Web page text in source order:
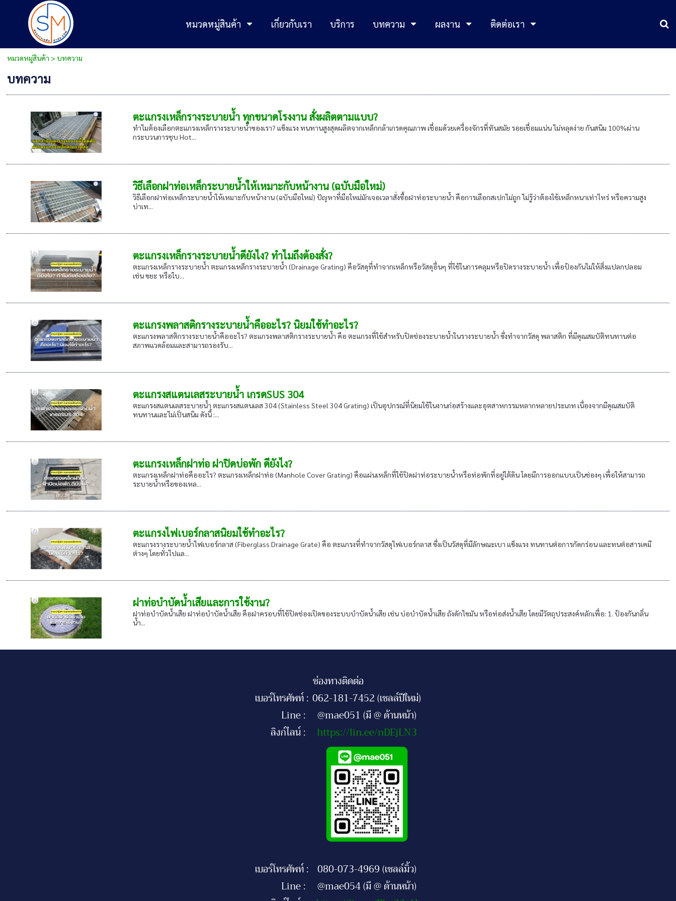
หมวดหมู่สินค้า เกี่ยวกับเรา บริการ บทความ ผลงาน ติดต่อเรา
หมวดหมู่สินค้า > บทความ
บทความ
ตะแกรงเหล็กรางระบายน้ำ ทุกขนาดโรงงาน สั่งผลิตตามแบบ?
ทำไมต้องเลือกตะแกรงเหล็กรางระบายน้ำของเรา? แข็งแรง ทนทานสูงสุดผลิตจากเหล็กกล้าเกรดคุณภาพ เชื่อมด้วยเครื่องจักรที่ทันสมัย รอยเชื่อมแน่น ไม่หลุดง่าย กันสนิม 100%ผ่าน
กระบวนการชุบ Hot...
วิธีเลือกฝาท่อเหล็กระบายน้ำให้เหมาะกับหน้างาน (ฉบับมือใหม่)
วิธีเลือกฝาท่อเหล็กระบายน้ำให้เหมาะกับหน้างาน (ฉบับมือใหม่) ปัญหาที่มือใหม่มักเจอเวลาสั่งซื้อฝาท่อระบายน้ำ คือการเลือกสเปกไม่ถูก ไม่รู้ว่าต้องใช้เหล็กหนาเท่าไหร่ หรือความสูง
บ่าเท...
ตะแกรงเหล็กรางระบายน้ำดียังไง? ทำไมถึงต้องสั่ง?
ตะแกรงเหล็กรางระบายน้ำ ตะแกรงเหล็กรางระบายน้ำ (Drainage Grating) คือวัสดุที่ทำจากเหล็กหรือวัสดุอื่นๆ ที่ใช้ในการคลุมหรือปิดรางระบายน้ำ เพื่อป้องกันไม่ให้สิ่งแปลกปลอม
เช่น ขยะ หรือใบ...
ตะแกรงพลาสติกรางระบายน้ำคืออะไร? นิยมใช้ทำอะไร?
ตะแกรงพลาสติกรางระบายน้ำคืออะไร? ตะแกรงพลาสติกรางระบายน้ำ คือ ตะแกรงที่ใช้สำหรับปิดช่องระบายน้ำในรางระบายน้ำ ซึ่งทำจากวัสดุ พลาสติก ที่มีคุณสมบัติทนทานต่อ
สภาพแวดล้อมและสามารถรองรับ...
ตะแกรงสแตนเลสระบายน้ำ เกรดSUS 304
ตะแกรงสแตนเลสระบายน้ำ ตะแกรงสแตนเลส 304 (Stainless Steel 304 Grating) เป็นอุปกรณ์ที่นิยมใช้ในงานก่อสร้างและอุตสาหกรรมหลากหลายประเภท เนื่องจากมีคุณสมบัติ
ทนทานและไม่เป็นสนิม ดังนี้ :...
ตะแกรงเหล็กฝาท่อ ฝาปิดบ่อพัก ดียังไง?
ตะแกรงเหล็กฝาท่อคืออะไร? ตะแกรงเหล็กฝาท่อ (Manhole Cover Grating) คือแผ่นเหล็กที่ใช้ปิดฝาท่อระบายน้ำหรือท่อพักที่อยู่ใต้ดิน โดยมีการออกแบบเป็นช่องๆ เพื่อให้สามารถ
ระบายน้ำหรือของเหล...
ตะแกรงไฟเบอร์กลาสนิยมใช้ทำอะไร?
ตะแกรงรางระบายน้ำไฟเบอร์กลาส (Fiberglass Drainage Grate) คือ ตะแกรงที่ทำจากวัสดุไฟเบอร์กลาส ซึ่งเป็นวัสดุที่มีลักษณะเบา แข็งแรง ทนทานต่อการกัดกร่อน และทนต่อสารเคมี
ต่างๆ โดยทั่วไปแล...
ฝาท่อบำบัดน้ำเสียและการใช้งาน?
ฝาท่อบำบัดน้ำเสีย ฝาท่อบำบัดน้ำเสีย คือฝาครอบที่ใช้ปิดช่องเปิดของระบบบำบัดน้ำเสีย เช่น บ่อบำบัดน้ำเสีย ถังดักไขมัน หรือท่อส่งน้ำเสีย โดยมีวัตถุประสงค์หลักเพื่อ: 1. ป้องกันกลิ่น
น้ำ...
ช่องทางติดต่อ
เบอร์โทรศัพท์ : 062-181-7452 (เซลล์ปีใหม่)
Line :
@mae051 (มี @ ด้านหน้า)
ลิงก์ไลน์ :
https://lin.ee/nDEjLN3
เบอร์โทรศัพท์ : 080-073-4969 (เซลล์มิ้ว)
Line :
@mae054 (มี @ ด้านหน้า)